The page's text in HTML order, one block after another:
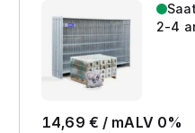
2-4
14,69 € / mALV 0%